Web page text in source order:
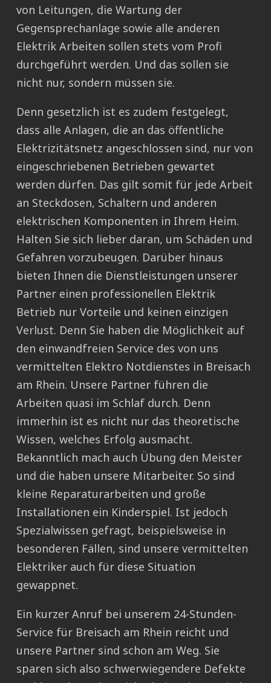
von Leitungen, die Wartung der
Gegensprechanlage sowie alle anderen
Elektrik Arbeiten sollen stets vom Profi
durchgeführt werden. Und das sollen sie
nicht nur, sondern müssen sie.
Denn gesetzlich ist es zudem festgelegt,
dass alle Anlagen, die an das öffentliche
Elektrizitätsnetz angeschlossen sind, nur von
eingeschriebenen Betrieben gewartet
werden dürfen. Das gilt somit für jede Arbeit
an Steckdosen, Schaltern und anderen
elektrischen Komponenten in Ihrem Heim.
Halten Sie sich lieber daran, um Schäden und
Gefahren vorzubeugen. Darüber hinaus
bieten Ihnen die Dienstleistungen unserer
Partner einen professionellen Elektrik
Betrieb nur Vorteile und keinen einzigen
Verlust. Denn Sie haben die Möglichkeit auf
den einwandfreien Service des von uns
vermittelten Elektro Notdienstes in Breisach
am Rhein. Unsere Partner führen die
Arbeiten quasi im Schlaf durch. Denn
immerhin ist es nicht nur das theoretische
Wissen, welches Erfolg ausmacht.
Bekanntlich mach auch Übung den Meister
und die haben unsere Mitarbeiter. So sind
kleine Reparaturarbeiten und große
Installationen ein Kinderspiel. Ist jedoch
Spezialwissen gefragt, beispielsweise in
besonderen Fällen, sind unsere vermittelten
Elektriker auch für diese Situation
gewappnet.
Ein kurzer Anruf bei unserem 24-Stunden-
Service für Breisach am Rhein reicht und
unsere Partner sind schon am Weg. Sie
sparen sich also schwerwiegendere Defekte